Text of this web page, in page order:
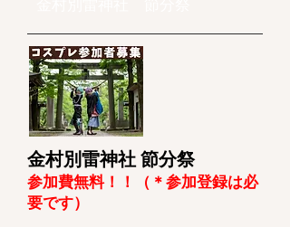
金村別雷神社 節分祭
参加費無料！！（＊参加登録は必
要です）